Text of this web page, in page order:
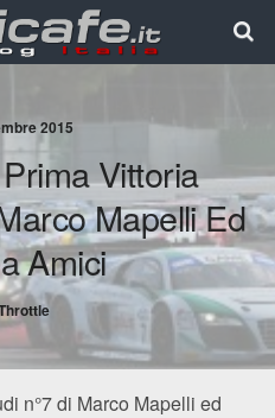
2015
Vittoria
Mapelli Ed
Amici
n°7 di Marco Mapelli ed